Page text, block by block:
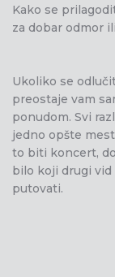
Kako se
za dobar odmor
Ukoliko se
preostaje vam
ponudom. Svi
jedno opšte
to biti koncert,
bilo koji drugi vid
putovati.